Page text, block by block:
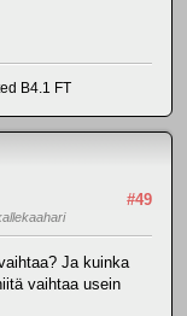
B4.1 FT
#49
Ja kuinka
vaihtaa usein